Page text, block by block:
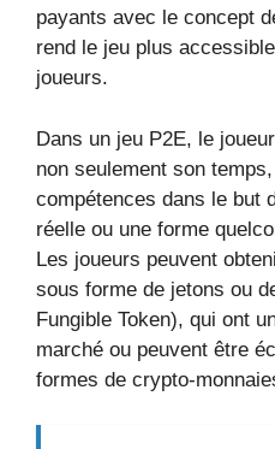
payants avec le concept
rend le jeu plus
joueurs.
Dans un jeu P2E, le
non seulement son
compétences dans le but
réelle ou une forme
Les joueurs peuvent
sous forme de jetons ou
Fungible Token), qui ont
marché ou peuvent être
formes de crypto-